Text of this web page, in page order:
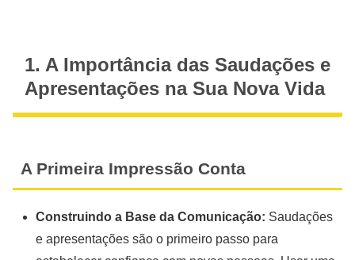
1. A Importância das Saudações e
Apresentações na Sua Nova Vida
A Primeira Impressão Conta
Construindo a Base da Comunicação: Saudações
e apresentações são o primeiro passo para